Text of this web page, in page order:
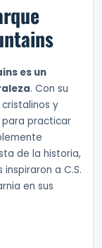
es un
. Con su
y
practicar
de la historia,
a C.S.
en sus